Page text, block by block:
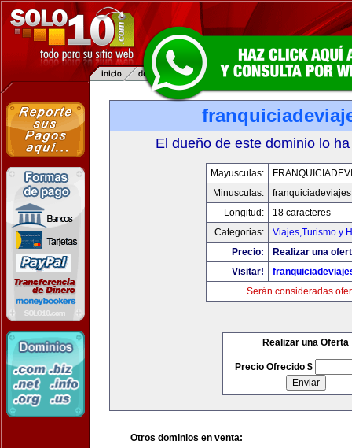
El dueño de este dominio lo
Mayusculas:
Minusculas:
Longitud:
18 caracteres
Categorias:
Viajes,Turismo y
Precio:
Realizar una
Visitar!
Serán consideradas
Realizar una Oferta
Precio Ofrecido $
Otros dominios en venta: